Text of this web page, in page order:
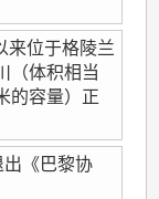
来位于格陵兰
（体积相当
的容量）正
《巴黎协